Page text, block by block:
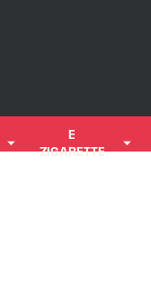
E
ZIGARETTE